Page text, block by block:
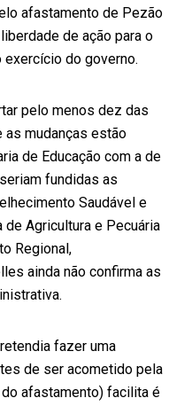
afastamento de Pezão
de ação para o
exercício do governo.
pelo menos dez das
as mudanças estão
de Educação com a de
fundidas as
Saudável e
de Agricultura e Pecuária
Regional,
ainda não confirma as
fazer uma
de ser acometido pela
afastamento) facilita é